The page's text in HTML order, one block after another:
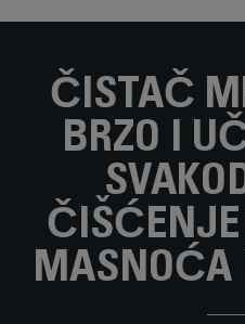
ČISTAČ
BRZO I
MASNOĆA